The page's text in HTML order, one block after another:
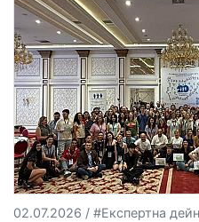
02.07.2026 / #Експертна